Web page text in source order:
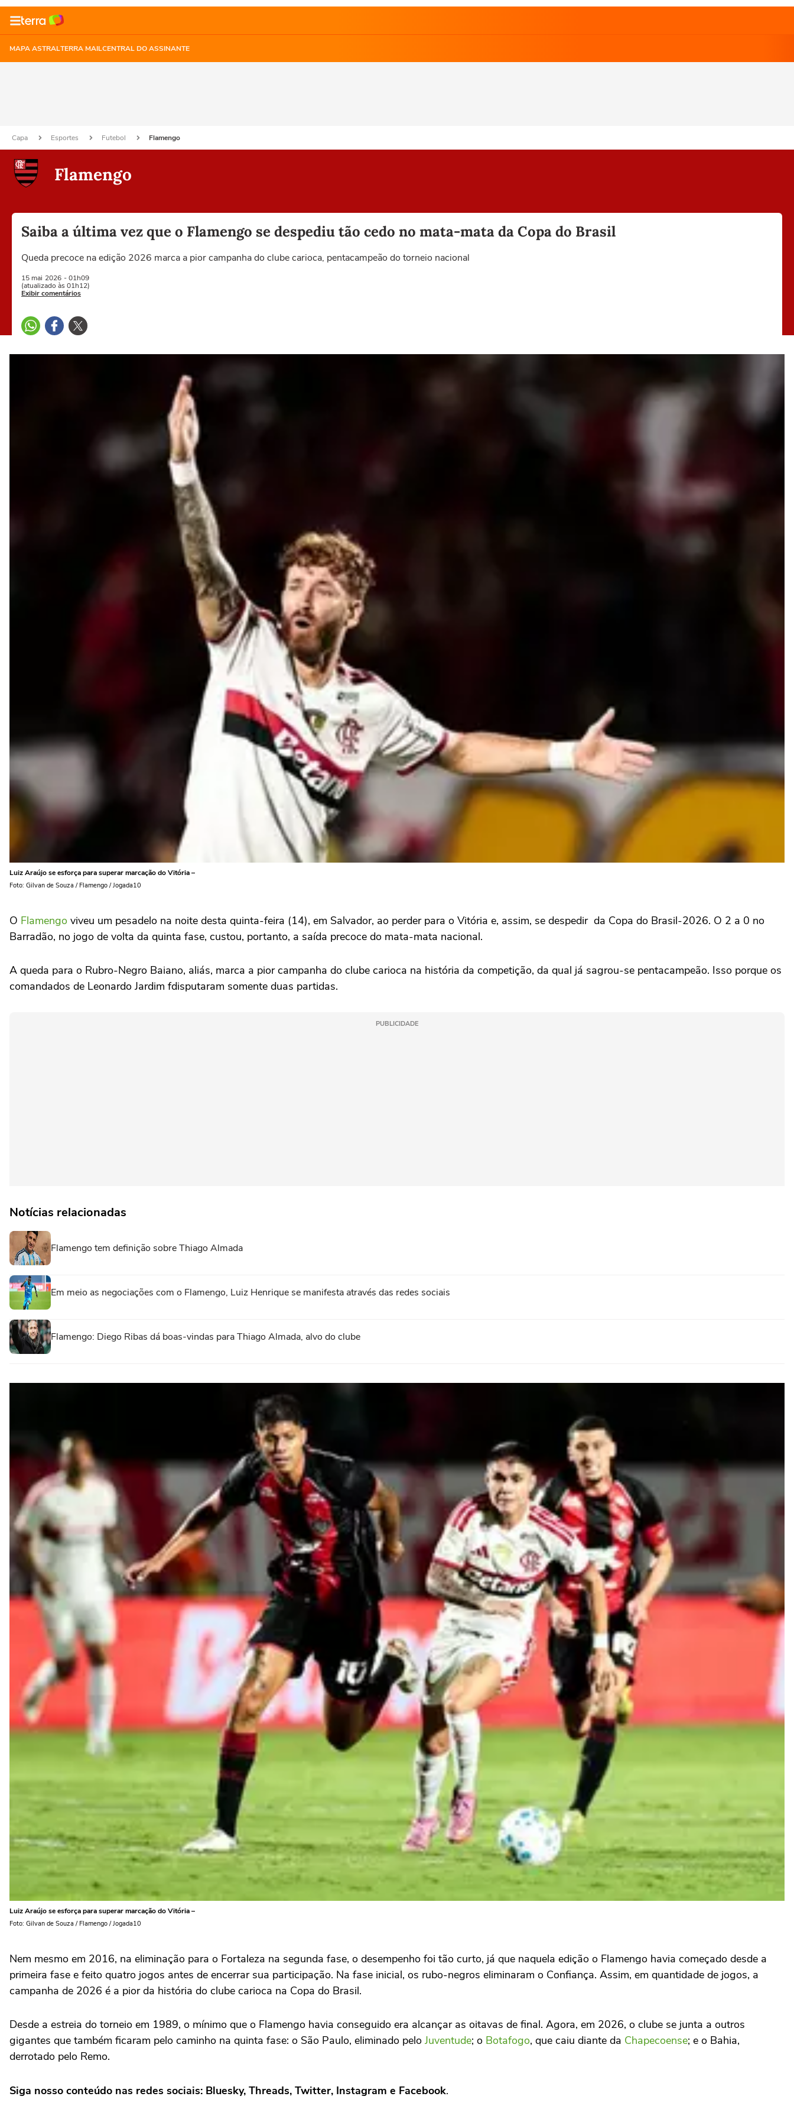
MAPA ASTRALTERRA MAILCENTRAL DO ASSINANTE
Capa Esportes Futebol Flamengo
Flamengo
Saiba a última vez que o Flamengo se despediu tão cedo no mata-mata da Copa do Brasil
Queda precoce na edição 2026 marca a pior campanha do clube carioca, pentacampeão do torneio nacional
15 mai 2026 - 01h09
(atualizado às 01h12)
Exibir comentários
Luiz Araújo se esforça para superar marcação do Vitória –
Foto: Gilvan de Souza / Flamengo / Jogada10
O Flamengo viveu um pesadelo na noite desta quinta-feira (14), em Salvador, ao perder para o Vitória e, assim, se despedir da Copa do Brasil-2026. O 2 a 0 no
Barradão, no jogo de volta da quinta fase, custou, portanto, a saída precoce do mata-mata nacional.
A queda para o Rubro-Negro Baiano, aliás, marca a pior campanha do clube carioca na história da competição, da qual já sagrou-se pentacampeão. Isso porque os
comandados de Leonardo Jardim fdisputaram somente duas partidas.
PUBLICIDADE
Notícias relacionadas
Flamengo tem definição sobre Thiago Almada
Em meio as negociações com o Flamengo, Luiz Henrique se manifesta através das redes sociais
Flamengo: Diego Ribas dá boas-vindas para Thiago Almada, alvo do clube
Luiz Araújo se esforça para superar marcação do Vitória –
Foto: Gilvan de Souza / Flamengo / Jogada10
Nem mesmo em 2016, na eliminação para o Fortaleza na segunda fase, o desempenho foi tão curto, já que naquela edição o Flamengo havia começado desde a
primeira fase e feito quatro jogos antes de encerrar sua participação. Na fase inicial, os rubo-negros eliminaram o Confiança. Assim, em quantidade de jogos, a
campanha de 2026 é a pior da história do clube carioca na Copa do Brasil.
Desde a estreia do torneio em 1989, o mínimo que o Flamengo havia conseguido era alcançar as oitavas de final. Agora, em 2026, o clube se junta a outros
gigantes que também ficaram pelo caminho na quinta fase: o São Paulo, eliminado pelo Juventude; o Botafogo, que caiu diante da Chapecoense; e o Bahia,
derrotado pelo Remo.
Siga nosso conteúdo nas redes sociais: Bluesky, Threads, Twitter, Instagram e Facebook.